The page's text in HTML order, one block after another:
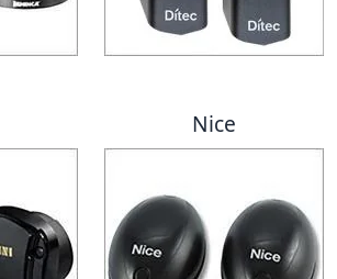
Nice